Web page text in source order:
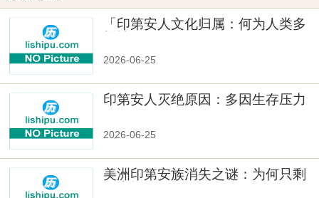
「印第安人文化归属：何为人类多
2026-06-25
印第安人灭绝原因：多因生存压力
2026-06-25
美洲印第安族消失之谜：为何只剩